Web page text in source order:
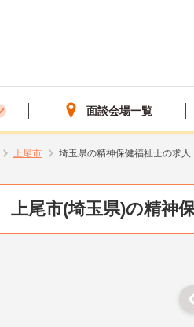
面談会場一覧
上尾市 埼玉県の精神保健福祉士の求人
上尾市(埼玉県)の精神